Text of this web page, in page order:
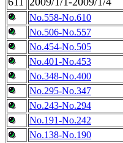
No.558-No.610
No.506-No.557
No.454-No.505
No.401-No.453
No.348-No.400
No.295-No.347
No.243-No.294
No.191-No.242
No.138-No.190